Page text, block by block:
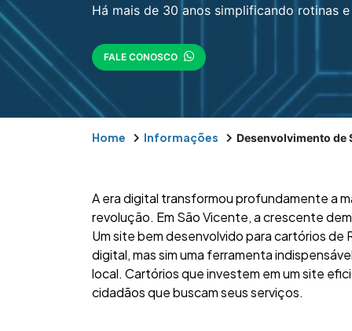
Há mais de 30 anos simplificando rotinas
FALE CONOSCO
Home Informações Desenvolvimento de
A era digital transformou profundamente a
revolução. Em São Vicente, a crescente
Um site bem desenvolvido para cartórios de
digital, mas sim uma ferramenta
local. Cartórios que investem em um site
cidadãos que buscam seus serviços.